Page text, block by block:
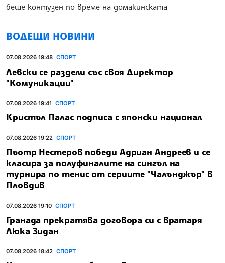
беше контузен по време на домакинската
ВОДЕЩИ НОВИНИ
07.08.2026 19:48 СПОРТ
Левски се раздели със своя Директор
"Комуникации"
07.08.2026 19:41 СПОРТ
Кристъл Палас подписа с японски национал
07.08.2026 19:22 СПОРТ
Пьотр Нестеров победи Адриан Андреев и се
класира за полуфиналите на сингъл на
турнира по тенис от сериите "Чалънджър" в
Пловдив
07.08.2026 19:10 СПОРТ
Гранада прекратява договора си с вратаря
Люка Зидан
07.08.2026 18:42 СПОРТ